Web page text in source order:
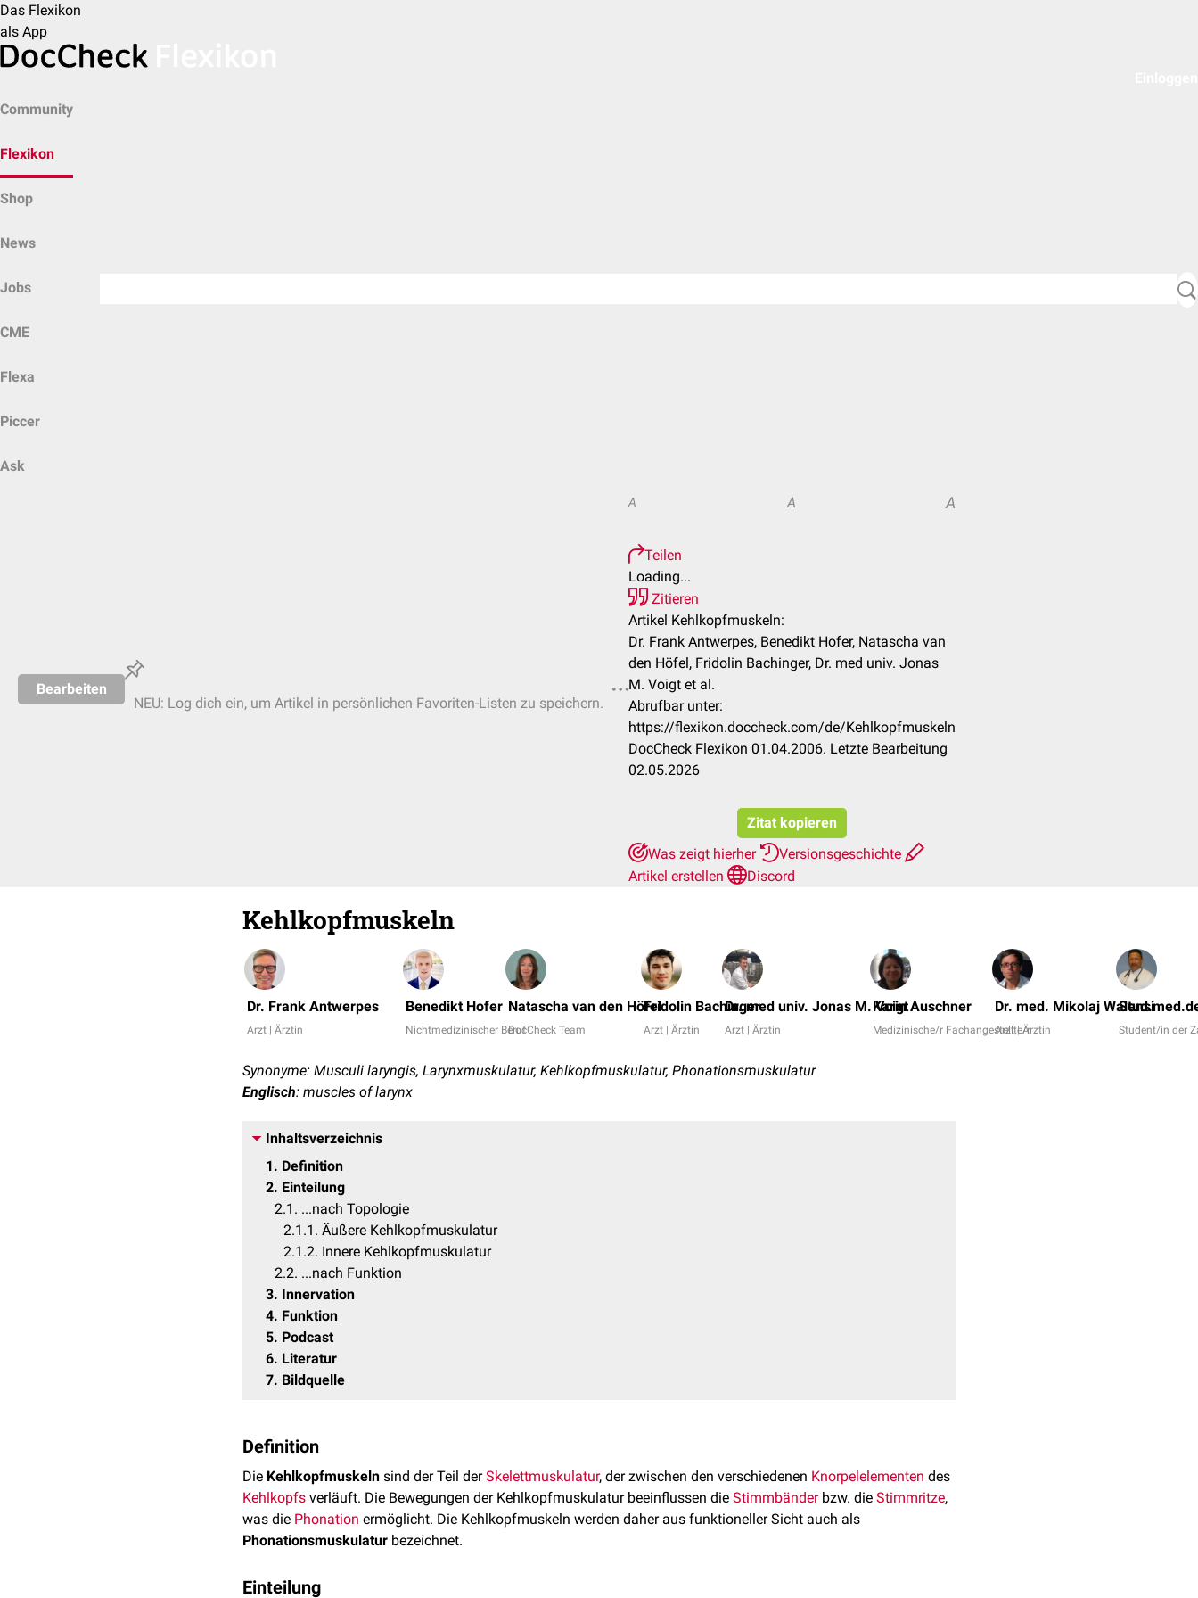
Das Flexikon
als App
Community
Flexikon
Shop
News
Jobs
CME
Flexa
Piccer
Ask
Bearbeiten
NEU: Log dich ein, um Artikel in persönlichen Favoriten-Listen zu speichern.
A A A
Teilen
Loading...
Zitieren
Artikel Kehlkopfmuskeln:
Dr. Frank Antwerpes, Benedikt Hofer, Natascha van
den Höfel, Fridolin Bachinger, Dr. med univ. Jonas
M. Voigt et al.
Abrufbar unter:
https://flexikon.doccheck.com/de/Kehlkopfmuskeln
DocCheck Flexikon 01.04.2006. Letzte Bearbeitung
02.05.2026
Zitat kopieren
Was zeigt hierher
Versionsgeschichte
Artikel erstellen
Discord
Kehlkopfmuskeln
Dr. Frank Antwerpes
Arzt | Ärztin
Benedikt Hofer
Nichtmedizinischer Beruf
Natascha van den Höfel
DocCheck Team
Fridolin Bachinger
Arzt | Ärztin
Dr. med univ. Jonas M. Voigt
Arzt | Ärztin
Karin Auschner
Medizinische/r Fachangestellte/r
Dr. med. Mikolaj Walensi
Arzt | Ärztin Student/in der
Synonyme: Musculi laryngis, Larynxmuskulatur, Kehlkopfmuskulatur, Phonationsmuskulatur
Englisch: muscles of larynx
Inhaltsverzeichnis
1
Definition
2 Einteilung
2.1
...nach Topologie
2.1.1 Äußere Kehlkopfmuskulatur
2.1.2 Innere Kehlkopfmuskulatur
2.2 ...nach Funktion
3 Innervation
4 Funktion
5 Podcast
6 Literatur
7 Bildquelle
Definition
Die Kehlkopfmuskeln sind der Teil derSkelettmuskulatur, der zwischen den verschiedenen Knorpelelementen des
Kehlkopfs verläuft. Die Bewegungen der Kehlkopfmuskulatur beeinflussen die Stimmbänderbzw. die Stimmritze,
was die Phonation ermöglicht. Die Kehlkopfmuskeln werden daher aus funktioneller Sicht auch als
Phonationsmuskulatur bezeichnet.
Einteilung